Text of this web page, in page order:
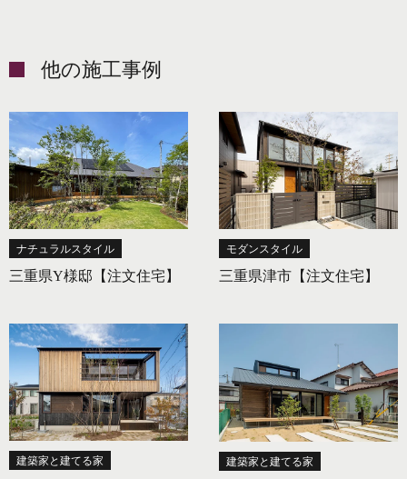
他の施工事例
ナチュラルスタイル
三重県Y様邸【注文住宅】
モダンスタイル
三重県津市【注文住宅】
建築家と建てる家 建築家と建てる家